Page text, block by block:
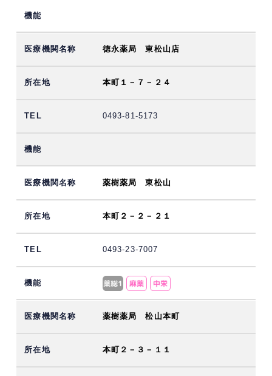
徳永薬局 東松山店
本町１－７－２４
0493-81-5173
薬樹薬局 東松山
本町２－２－２１
0493-23-7007
薬樹薬局 松山本町
本町２－３－１１